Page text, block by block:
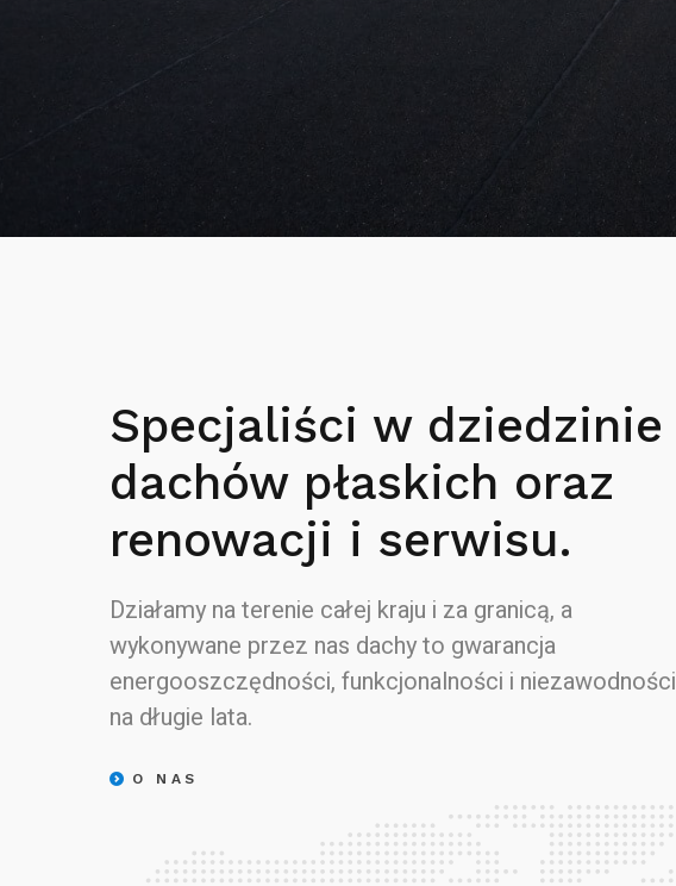
Specjaliści w dziedzinie
dachów płaskich oraz
renowacji i serwisu.
Działamy na terenie całej kraju i za granicą, a
wykonywane przez nas dachy to gwarancja
energooszczędności, funkcjonalności i niezawodności
na długie lata.
O NAS